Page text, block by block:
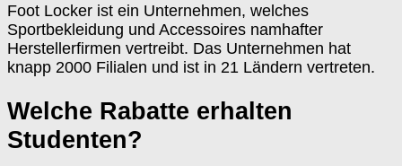
Foot Locker ist ein Unternehmen, welches
Sportbekleidung und Accessoires namhafter
Herstellerfirmen vertreibt. Das Unternehmen hat
knapp 2000 Filialen und ist in 21 Ländern vertreten.
Welche Rabatte erhalten
Studenten?